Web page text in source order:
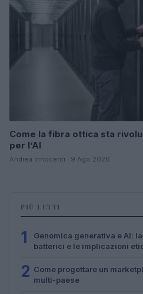
Come la fibra ottica sta
per l’AI
Andrea Innocenti · 9 Ago 2026
PIÙ LETTI
1
Genomica generativa e AI:
batterici e le implicazioni
2 Come progettare un
multi-paese